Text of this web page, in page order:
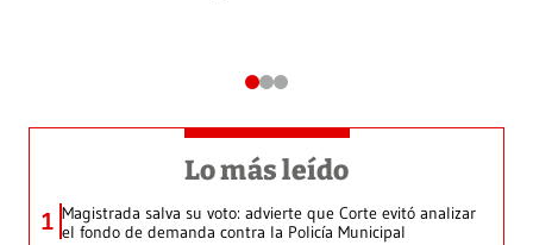
Lo más leído
1 Magistrada salva su voto: advierte que Corte evitó analizar
el fondo de demanda contra la Policía Municipal